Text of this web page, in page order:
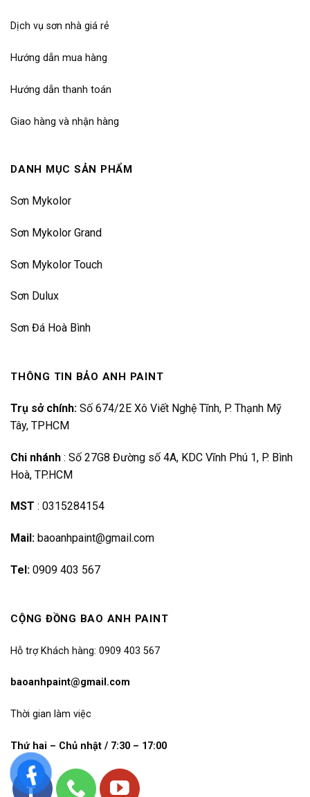
Dịch vụ sơn nhà giá rẻ
Hướng dẫn mua hàng
Hướng dẫn thanh toán
Giao hàng và nhận hàng
DANH MỤC SẢN PHẨM
Sơn Mykolor
Sơn Mykolor Grand
Sơn Mykolor Touch
Sơn Dulux
Sơn Đá Hoà Bình
THÔNG TIN BẢO ANH PAINT
Trụ sở chính: Số 674/2E Xô Viết Nghệ Tĩnh, P. Thạnh Mỹ
Tây, TPHCM
Chi nhánh : Số 27G8 Đường số 4A, KDC Vĩnh Phú 1, P. Bình
Hoà, TP.HCM
MST : 0315284154
Mail: baoanhpaint@gmail.com
Tel: 0909 403 567
CỘNG ĐỒNG BAO ANH PAINT
Hỗ trợ Khách hàng: 0909 403 567
baoanhpaint@gmail.com
Thời gian làm việc
Thứ hai – Chủ nhật / 7:30 – 17:00